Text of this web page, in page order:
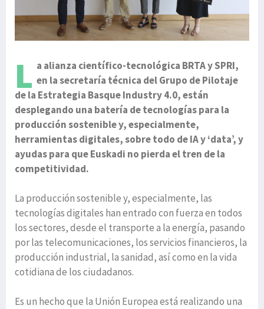
L a alianza científico-tecnológica BRTA y SPRI,
en la secretaría técnica del Grupo de Pilotaje
de la Estrategia Basque Industry 4.0, están
desplegando una batería de tecnologías para la
producción sostenible y, especialmente,
herramientas digitales, sobre todo de IA y ‘data’, y
ayudas para que Euskadi no pierda el tren de la
competitividad.
La producción sostenible y, especialmente, las
tecnologías digitales han entrado con fuerza en todos
los sectores, desde el transporte a la energía, pasando
por las telecomunicaciones, los servicios financieros, la
producción industrial, la sanidad, así como en la vida
cotidiana de los ciudadanos.
Es un hecho que la Unión Europea está realizando una